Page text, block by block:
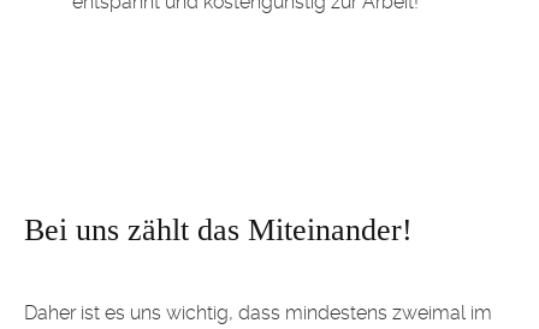
Bei uns zählt das Miteinander!
Daher ist es uns wichtig, dass mindestens zweimal im